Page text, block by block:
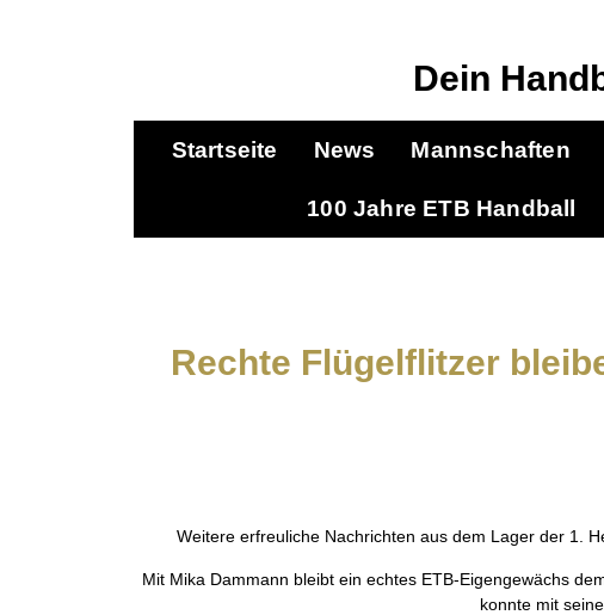
Dein
Startseite News Mannschaften
100 Jahre ETB Handball
Rechte Flügelflitzer
Weitere erfreuliche Nachrichten aus dem Lager der 1.
Mit Mika Dammann bleibt ein echtes ETB-Eigengewächs
konnte mit